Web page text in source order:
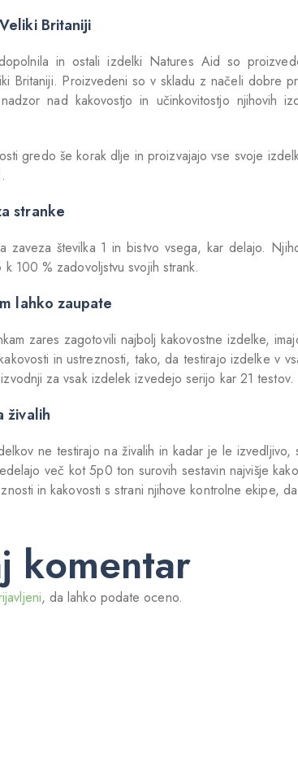
Britaniji
in ostali izdelki Natures Aid so
Britaniji. Proizvedeni so v skladu z načeli
nad kakovostjo in učinkovitostjo njihovih
gredo še korak dlje in proizvajajo vse svoje
stranke
zaveza številka 1 in bistvo vsega, kar delajo.
k 100 % zadovoljstvu svojih strank.
lahko zaupate
zares zagotovili najbolj kakovostne izdelke,
in ustreznosti, tako, da testirajo izdelke v
za vsak izdelek izvedejo serijo kar 21 testov.
živalih
ne testirajo na živalih in kadar je le
več kot 5p0 ton surovih sestavin najvišje
in kakovosti s strani njihove kontrolne ekipe,
komentar
, da lahko podate oceno.